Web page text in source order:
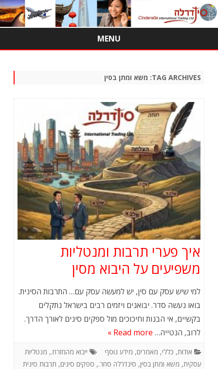
MENU
TAG ARCHIVES: משא ומתן בסין
איך פערי תרבות ומנטליות
משפיעים על היבוא מסין
למי שיש עסק עם סין, יש למעשה עסק עם… התרבות הסינית.
בואו נעשה סדר. יבואנים ויזמים רבים בישראל נתקלים
בקשיים, אי הבנות וחיכוכים מול ספקים סינים לאורך הדרך.
לרוב, הנטייה… Read more »
אודות, כללי, מאמרים, מידע נוסף ייבוא מהמזרח., מנטליות
עסקית, משא ומתן בסין, סינדרלה סחר., ספקים סינים, תרבות סינית